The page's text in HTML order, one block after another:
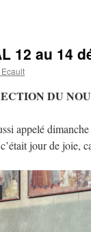
12 au 14
DU
appelé dimanche
jour de joie,